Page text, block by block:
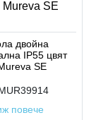
двойна
IP55 цвят
SE
повече